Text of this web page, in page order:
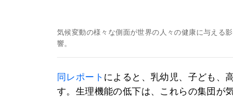
気候変動の様々な側面が世界の人々の健康に与える影
響。
同レポート によると、乳幼児、子ども、
す。生理機能の低下は、これらの集団が